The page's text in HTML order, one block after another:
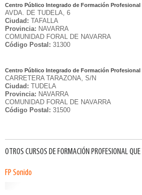
Centro Público Integrado de Formación Profesional
AVDA. DE TUDELA, 6
Ciudad: TAFALLA
Provincia: NAVARRA
COMUNIDAD FORAL DE NAVARRA
Código Postal: 31300
Centro Público Integrado de Formación Profesional
CARRETERA TARAZONA, S/N
Ciudad: TUDELA
Provincia: NAVARRA
COMUNIDAD FORAL DE NAVARRA
Código Postal: 31500
OTROS CURSOS DE FORMACIÓN PROFESIONAL
FP Sonido